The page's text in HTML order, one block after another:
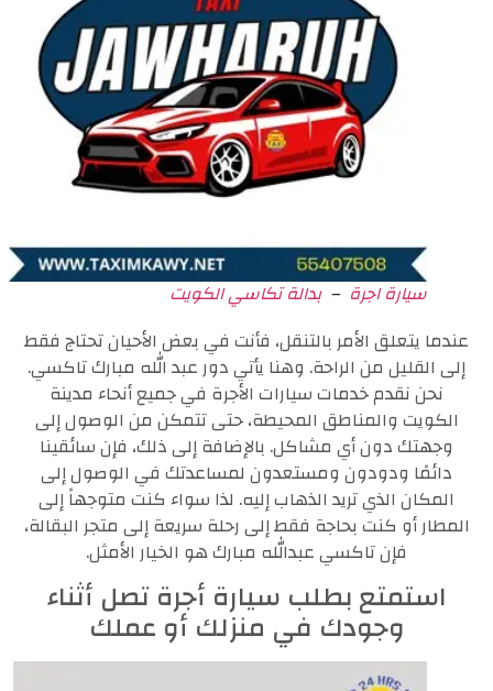
سيارة اجرة –بدالة تكاسي الكويت
عندما يتعلق الأمر بالتنقل، فأنت في بعض الأحيان تحتاج فقط
إلى القليل من الراحة. وهنا يأتي دور عبد الله مبارك تاكسي.
نحن نقدم خدمات سيارات الأجرة في جميع أنحاء مدينة
الكويت والمناطق المحيطة، حتى تتمكن من الوصول إلى
وجهتك دون أي مشاكل. بالإضافة إلى ذلك، فإن سائقينا
دائمًا ودودون ومستعدون لمساعدتك في الوصول إلى
المكان الذي تريد الذهاب إليه. لذا سواء كنت متوجهاً إلى
المطار أو كنت بحاجة فقط إلى رحلة سريعة إلى متجر البقالة،
فإن تاكسي عبدالله مبارك هو الخيار الأمثل.
استمتع بطلب سيارة أجرة تصل أثناء
وجودك في منزلك أو عملك